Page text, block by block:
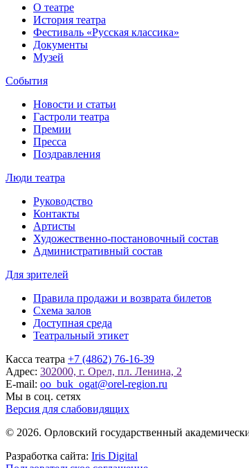
О театре
История театра
Фестиваль «Русская классика»
Документы
Музей
События
Новости и статьи
Гастроли театра
Премии
Пресса
Поздравления
Люди театра
Руководство
Контакты
Артисты
Художественно-постановочный состав
Административный состав
Для зрителей
Правила продажи и возврата билетов
Схема залов
Доступная среда
Театральный этикет
Касса театра +7 (4862) 76-16-39
Адрес: 302000, г. Орел, пл. Ленина, 2
E-mail: oo_buk_ogat@orel-region.ru
Мы в соц. сетях
Версия для слабовидящих
© 2026. Орловский государственный
Разработка сайта: Iris Digital